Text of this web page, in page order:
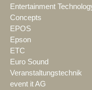
Entertainment
Concepts
EPOS
Epson
ETC
Euro Sound
Veranstaltungstechnik
event it AG